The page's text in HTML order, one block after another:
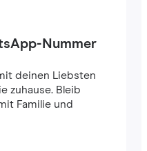
Nummer
deinen Liebsten
zuhause. Bleib
Familie und